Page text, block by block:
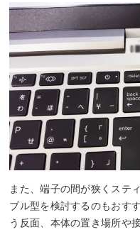
また、端子の間が狭くステ
ブル型を検討するのもおす
う反面、本体の置き場所や